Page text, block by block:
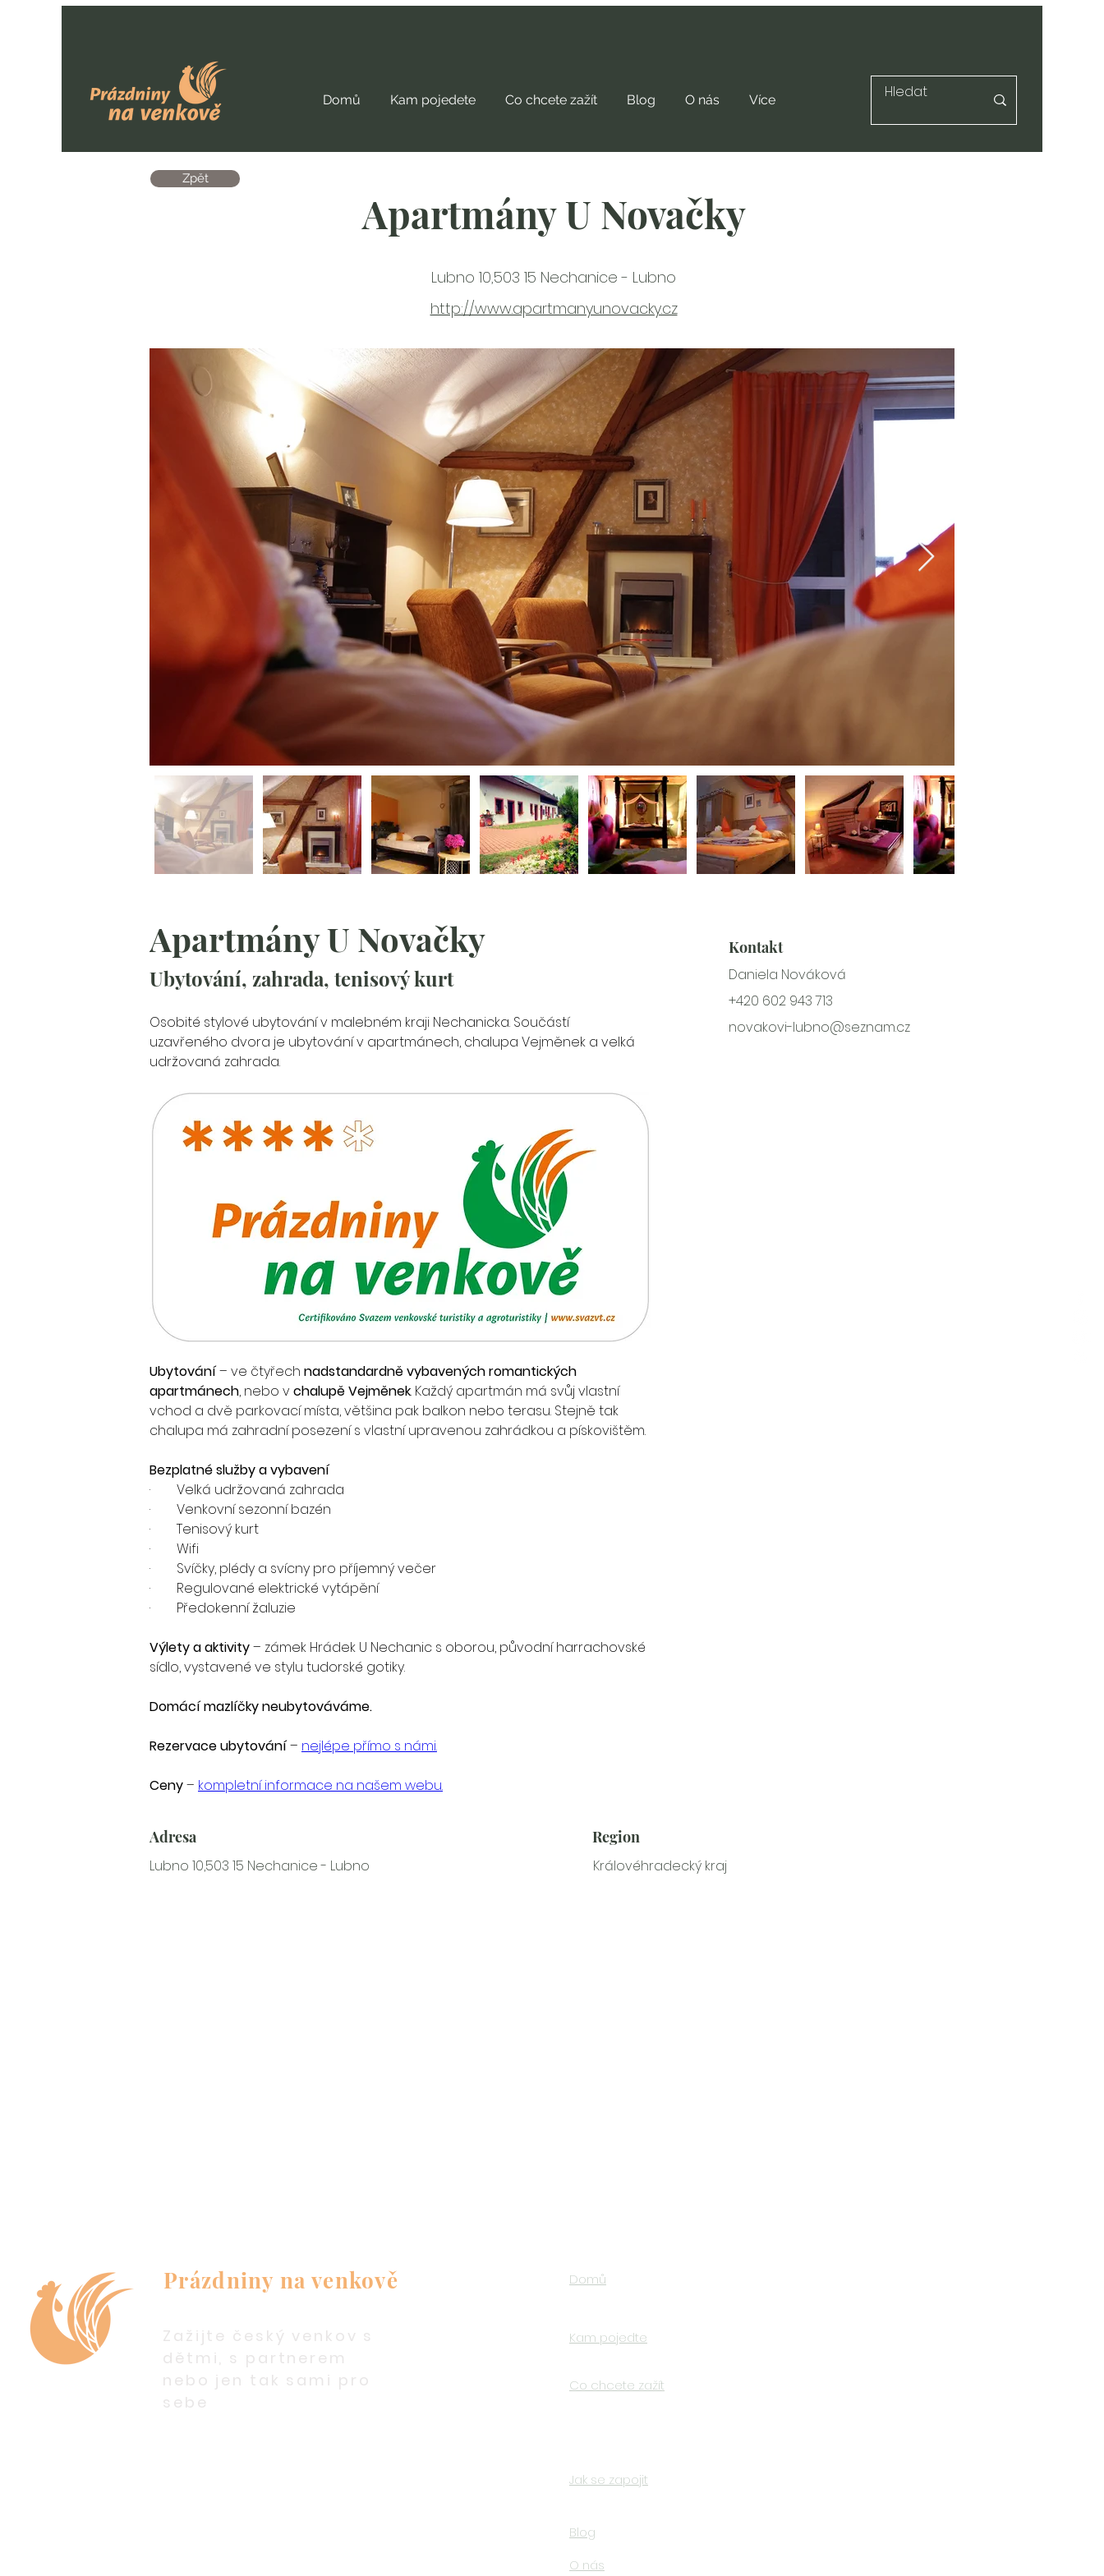
Domů Kam pojedete Co chcete zažít Blog O nás Více
Zpět
Apartmány U Novačky
Lubno 10,503 15 Nechanice - Lubno
http://www.apartmanyunovacky.cz
Apartmány U Novačky
Ubytování, zahrada, tenisový kurt
Osobité stylové ubytování v malebném kraji Nechanicka. Součástí
uzavřeného dvora je ubytování v apartmánech, chalupa Vejměnek a velká
udržovaná zahrada.
Ubytování – ve čtyřech nadstandardně vybavených romantických
apartmánech, nebo v chalupě Vejměnek. Každý apartmán má svůj vlastní
vchod a dvě parkovací místa, většina pak balkon nebo terasu. Stejně tak
chalupa má zahradní posezení s vlastní upravenou zahrádkou a pískovištěm.
Bezplatné služby a vybavení
·        Velká udržovaná zahrada
·        Venkovní sezonní bazén
·        Tenisový kurt
·        Wifi
·        Svíčky, plédy a svícny pro příjemný večer
·        Regulované elektrické vytápění
·        Předokenní žaluzie
Výlety a aktivity – zámek Hrádek U Nechanic s oborou, původní harrachovské
sídlo, vystavené ve stylu tudorské gotiky.
Domácí mazlíčky neubytováváme.
Rezervace ubytování – nejlépe přímo s námi.
Ceny – kompletní informace na našem webu.
Kontakt
Daniela Nováková
+420 602 943 713
novakovi-lubno@seznam.cz
Adresa Region
Královéhradecký kraj
Lubno 10,503 15 Nechanice - Lubno
Prázdniny na venkově Domů
Zažijte český venkov s
dětmi, s partnerem
nebo jen tak sami pro
sebe
Kam pojedte
Co chcete zažít
Jak se zapojit
Blog
O nás